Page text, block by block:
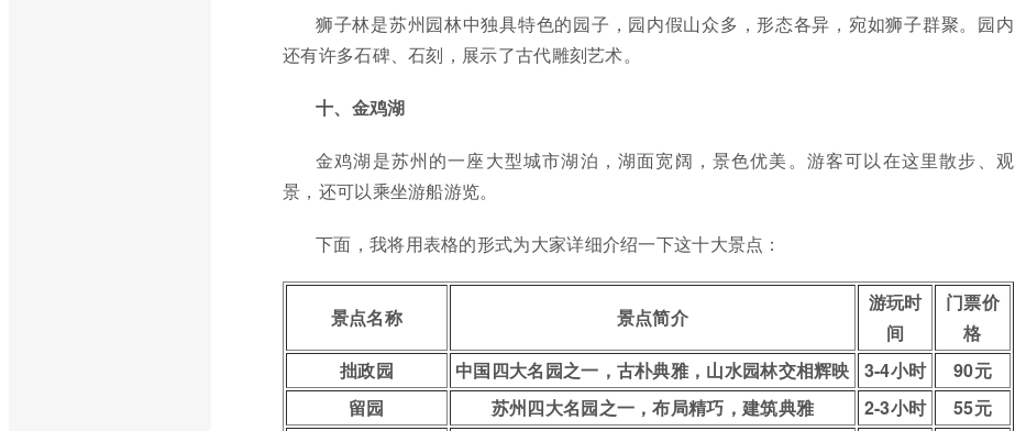
狮子林是苏州园林中独具特色的园子，园内假山众多，形态各异，宛如狮子群聚。园内
还有许多石碑、石刻，展示了古代雕刻艺术。
十、金鸡湖
金鸡湖是苏州的一座大型城市湖泊，湖面宽阔，景色优美。游客可以在这里散步、观
景，还可以乘坐游船游览。
下面，我将用表格的形式为大家详细介绍一下这十大景点：
景点名称 景点简介
游玩时
间
门票价
格
拙政园
中国四大名园之一，古朴典雅，山水园林交相辉映 3-4小时
90元
留园
苏州四大名园之一，布局精巧，建筑典雅 2-3小时 55元